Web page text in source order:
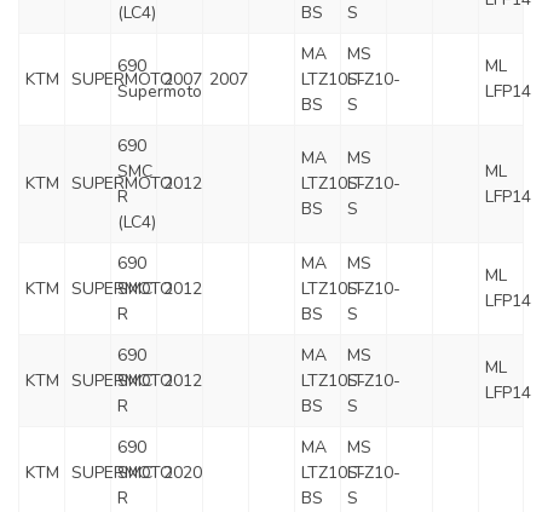
(LC4)
BS
S
KTM SUPERMOTO
690
Supermoto
2007 2007
MA
LTZ10S-
BS
MS
LTZ10-
S
ML
LFP14
KTM SUPERMOTO
690
SMC
R
(LC4)
2012
MA
LTZ10S-
BS
MS
LTZ10-
S
ML
LFP14
KTM SUPERMOTO
690
SMC
R
2012
MA
LTZ10S-
BS
MS
LTZ10-
S
ML
LFP14
KTM SUPERMOTO
690
SMC
R
2012
MA
LTZ10S-
BS
MS
LTZ10-
S
ML
LFP14
KTM SUPERMOTO
690
SMC
R
2020
MA
LTZ10S-
BS
MS
LTZ10-
S